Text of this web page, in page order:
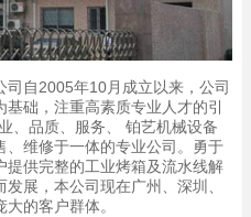
自2005年10月成立以来，公司
础，注重高素质专业人才的引
、品质、服务、 铂艺机械设备
维修于一体的专业公司。勇于
供完整的工业烤箱及流水线解
展，本公司现在广州、深圳、
的客户群体。